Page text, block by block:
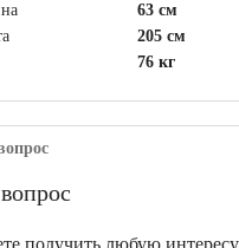
63 см
205 см
76 кг
получить любую